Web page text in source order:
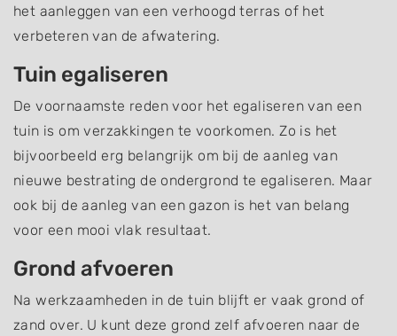
het aanleggen van een verhoogd terras of het
verbeteren van de afwatering.
Tuin egaliseren
De voornaamste reden voor het egaliseren van een
tuin is om verzakkingen te voorkomen. Zo is het
bijvoorbeeld erg belangrijk om bij de aanleg van
nieuwe bestrating de ondergrond te egaliseren. Maar
ook bij de aanleg van een gazon is het van belang
voor een mooi vlak resultaat.
Grond afvoeren
Na werkzaamheden in de tuin blijft er vaak grond of
zand over. U kunt deze grond zelf afvoeren naar de